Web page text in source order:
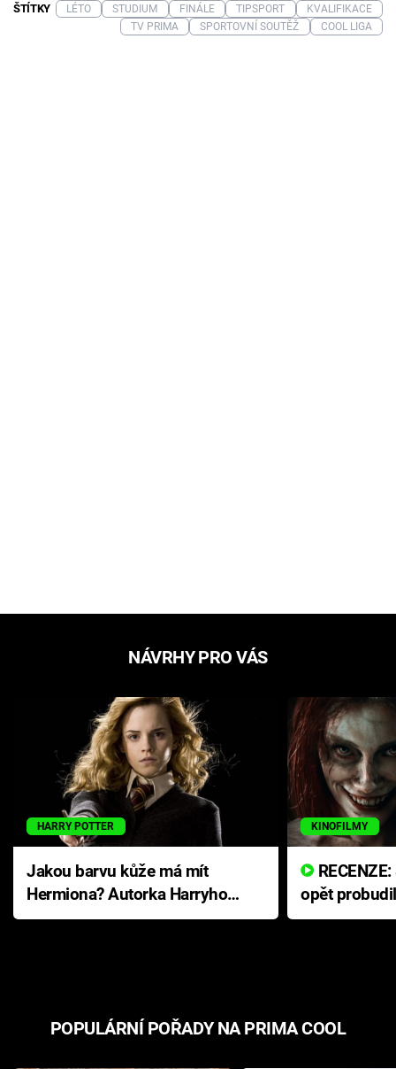
ŠTÍTKY LÉTO STUDIUM FINÁLE TIPSPORT
KVALIFIKACE
TV PRIMA
SPORTOVNÍ SOUTĚŽ COOL LIGA
NÁVRHY PRO VÁS
HARRY POTTER
Jakou barvu kůže má mít
Hermiona? Autorka Harryho
Pottera přišla s ráznou
KINOFILMY
opět
přichází s
POPULÁRNÍ POŘADY NA PRIMA COOL